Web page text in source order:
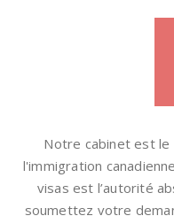
Notre cabinet est le
l'immigration
visas est l’autorité
soumettez votre